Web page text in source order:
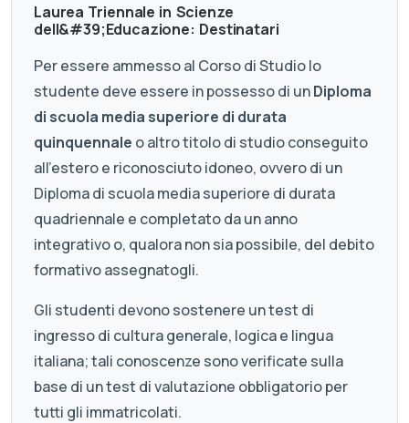
Laurea Triennale in Scienze
dell&#39;Educazione: Destinatari
Per essere ammesso al Corso di Studio lo
studente deve essere in possesso di unDiploma
di scuola media superiore di durata
quinquennale o altro titolo di studio conseguito
all’estero e riconosciuto idoneo, ovvero di un
Diploma di scuola media superiore di durata
quadriennale e completato da un anno
integrativo o, qualora non sia possibile, del debito
formativo assegnatogli.
Gli studenti devono sostenere un test di
ingresso di cultura generale, logica e lingua
italiana; tali conoscenze sono verificate sulla
base di un test di valutazione obbligatorio per
tutti gli immatricolati.